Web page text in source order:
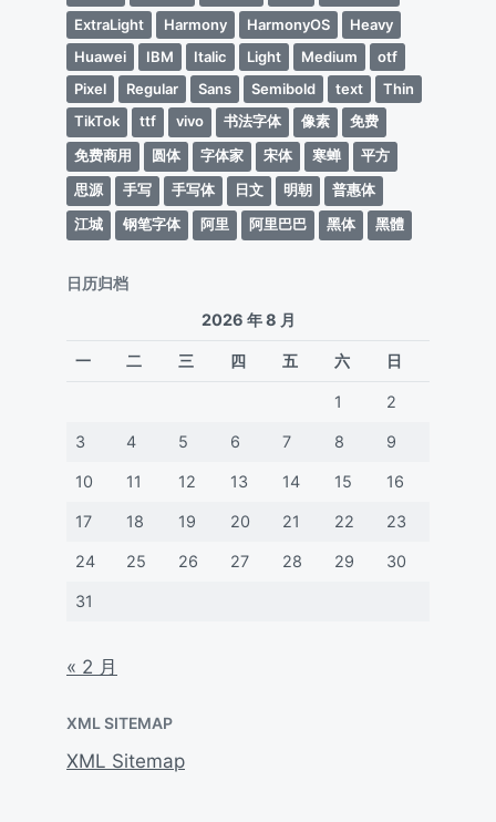
ExtraLight
Harmony HarmonyOS
Heavy
Huawei
IBM Italic Light Medium
otf
Pixel
Regular Sans Semibold text
Thin
TikTok
ttf vivo 书法字体 像素
免费
免费商用
圆体 字体家 宋体 寒蝉
平方
思源
手写 手写体 日文 明朝
普惠体
江城
钢笔字体 阿里 阿里巴巴 黑体 黑體
日历归档
2026 年 8 月
一 二 三 四 五 六 日
1 2
3 4 5 6 7 8 9
10 11 12 13 14 15 16
17 18 19 20 21 22 23
24 25 26 27 28 29 30
31
« 2 月
XML SITEMAP
XML Sitemap